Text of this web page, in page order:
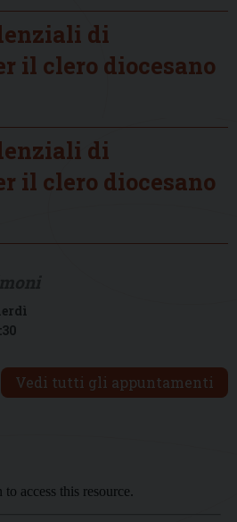
di
il clero diocesano
di
il clero diocesano
Vedi tutti gli appuntamenti